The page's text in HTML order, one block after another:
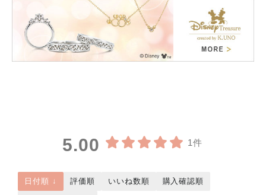
5.00 1件
日付順 ↓ 評価順 いいね数順 購入確認順